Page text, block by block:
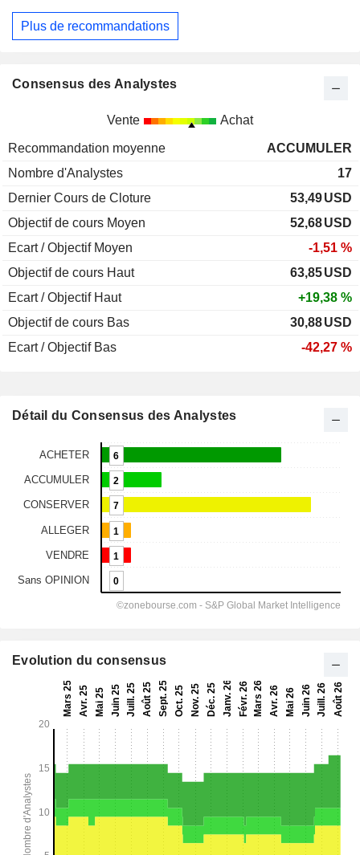
Plus de recommandations
Consensus des Analystes
Vente Achat
Recommandation moyenne
ACCUMULER
Nombre d'Analystes
17
Dernier Cours de Cloture
53,49USD
Objectif de cours Moyen
52,68USD
Ecart / Objectif Moyen
-1,51 %
Objectif de cours Haut
63,85USD
Ecart / Objectif Haut
+19,38 %
Objectif de cours Bas
30,88USD
Ecart / Objectif Bas
-42,27 %
Détail du Consensus des Analystes
Evolution du consensus